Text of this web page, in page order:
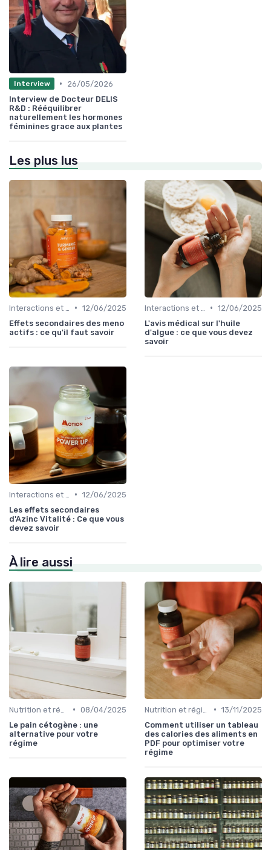
Interview •
26/05/2026
Interview de Docteur DELIS
R&D : Rééquilibrer
naturellement les hormones
féminines grace aux plantes
Les plus lus
• 12/06/2025
Effets secondaires des meno
actifs : ce qu'il faut savoir
• 12/06/2025
L'avis médical sur l'huile
d'algue : ce que vous devez
savoir
• 12/06/2025
Les effets secondaires
d'Azinc Vitalité : Ce que vous
devez savoir
À lire aussi
• 08/04/2025
Le pain cétogène : une
alternative pour votre
régime
• 13/11/2025
Comment utiliser un tableau
des calories des aliments en
PDF pour optimiser votre
régime